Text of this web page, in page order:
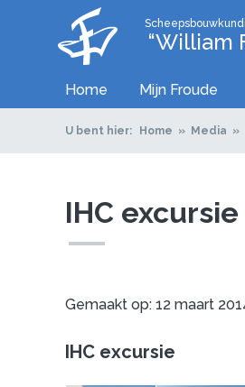
“William
Home Mijn Froude
U bent hier: Home Media
IHC excursie
Gemaakt op: 12 maart
IHC excursie